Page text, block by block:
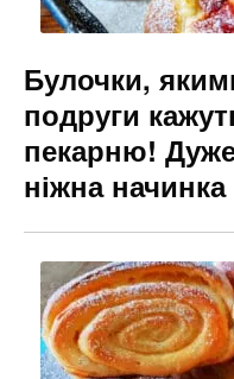
Булочки,
подруги
пекарню! Дуже
ніжна начинка